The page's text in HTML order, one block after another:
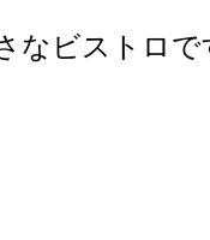
なビストロで